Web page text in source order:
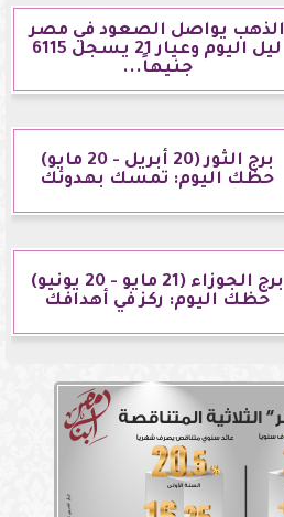
الذهب يواصل الصعود في مصر
ليل اليوم وعيار 21 يسجل 6115
جنيهاً...
برج الثور (20 أبريل - 20 مايو)
حظك اليوم: تمسك بهدوئك
برج الجوزاء (21 مايو - 20 يونيو)
حظك اليوم: ركز في أهدافك